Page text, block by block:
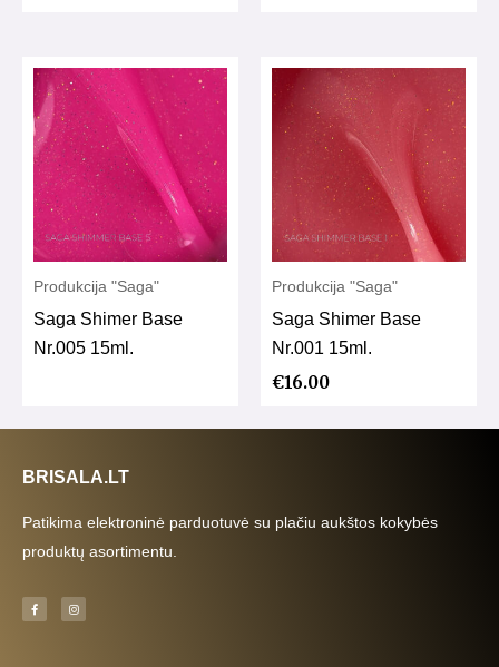
Produkcija "Saga"
Saga Shimer Base
Nr.005 15ml.
Produkcija "Saga"
Saga Shimer Base
Nr.001 15ml.
€16.00
BRISALA.LT
Patikima elektroninė parduotuvė su plačiu aukštos kokybės
produktų asortimentu.
F
a
c
I
n
s